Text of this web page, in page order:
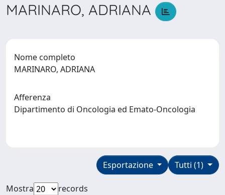
MARINARO, ADRIANA
Nome completo
MARINARO, ADRIANA
Afferenza
Dipartimento di Oncologia ed Emato-Oncologia
Tutti (1)
Esportazione
Mostra
records